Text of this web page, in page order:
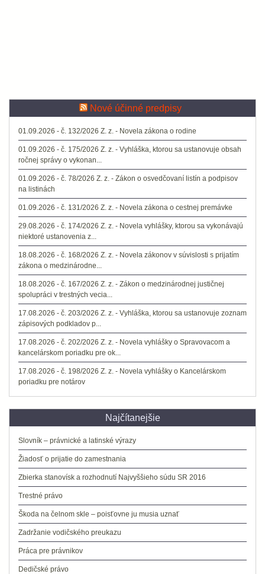
Nové účinné predpisy
01.09.2026 - č. 132/2026 Z. z. - Novela zákona o rodine
01.09.2026 - č. 175/2026 Z. z. - Vyhláška, ktorou sa ustanovuje obsah
ročnej správy o vykonan...
01.09.2026 - č. 78/2026 Z. z. - Zákon o osvedčovaní listín a podpisov
na listinách
01.09.2026 - č. 131/2026 Z. z. - Novela zákona o cestnej premávke
29.08.2026 - č. 174/2026 Z. z. - Novela vyhlášky, ktorou sa vykonávajú
niektoré ustanovenia z...
18.08.2026 - č. 168/2026 Z. z. - Novela zákonov v súvislosti s prijatím
zákona o medzinárodne...
18.08.2026 - č. 167/2026 Z. z. - Zákon o medzinárodnej justičnej
spolupráci v trestných vecia...
17.08.2026 - č. 203/2026 Z. z. - Vyhláška, ktorou sa ustanovuje zoznam
zápisových podkladov p...
17.08.2026 - č. 202/2026 Z. z. - Novela vyhlášky o Spravovacom a
kancelárskom poriadku pre ok...
17.08.2026 - č. 198/2026 Z. z. - Novela vyhlášky o Kancelárskom
poriadku pre notárov
Najčítanejšie
Slovník – právnické a latinské výrazy
Žiadosť o prijatie do zamestnania
Zbierka stanovísk a rozhodnutí Najvyššieho súdu SR 2016
Trestné právo
Škoda na čelnom skle – poisťovne ju musia uznať
Zadržanie vodičského preukazu
Práca pre právnikov
Dedičské právo